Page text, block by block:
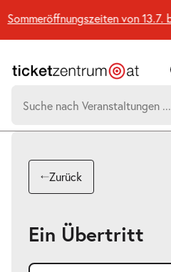
Seiteninhalt
springen
von 13.7.
nach:
Suchtreffer:
Zurück
Ein Übertritt